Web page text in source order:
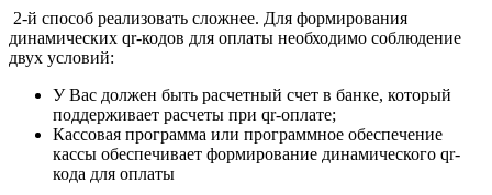
2-й способ реализовать сложнее. Для формирования
динамических qr-кодов для оплаты необходимо соблюдение
двух условий:
У Вас должен быть расчетный счет в банке, который
поддерживает расчеты при qr-оплате;
Кассовая программа или программное обеспечение
кассы обеспечивает формирование динамического qr-
кода для оплаты